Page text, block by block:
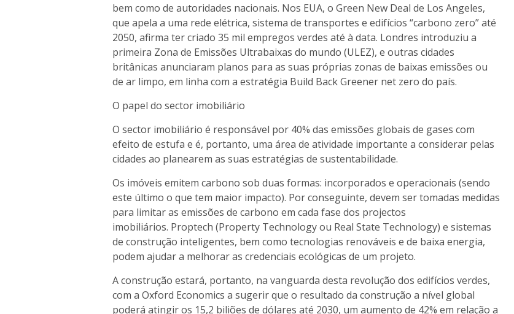
bem como de autoridades nacionais. Nos EUA, o Green New Deal de Los Angeles,
que apela a uma rede elétrica, sistema de transportes e edifícios “carbono zero” até
2050, afirma ter criado 35 mil empregos verdes até à data. Londres introduziu a
primeira Zona de Emissões Ultrabaixas do mundo (ULEZ), e outras cidades
britânicas anunciaram planos para as suas próprias zonas de baixas emissões ou
de ar limpo, em linha com a estratégia Build Back Greener net zero do país.
O papel do sector imobiliário
O sector imobiliário é responsável por 40% das emissões globais de gases com
efeito de estufa e é, portanto, uma área de atividade importante a considerar pelas
cidades ao planearem as suas estratégias de sustentabilidade.
Os imóveis emitem carbono sob duas formas: incorporados e operacionais (sendo
este último o que tem maior impacto). Por conseguinte, devem ser tomadas medidas
para limitar as emissões de carbono em cada fase dos projectos
imobiliários. Proptech (Property Technology ou Real State Technology) e sistemas
de construção inteligentes, bem como tecnologias renováveis e de baixa energia,
podem ajudar a melhorar as credenciais ecológicas de um projeto.
A construção estará, portanto, na vanguarda desta revolução dos edifícios verdes,
com a Oxford Economics a sugerir que o resultado da construção a nível global
poderá atingir os 15,2 biliões de dólares até 2030, um aumento de 42% em relação a